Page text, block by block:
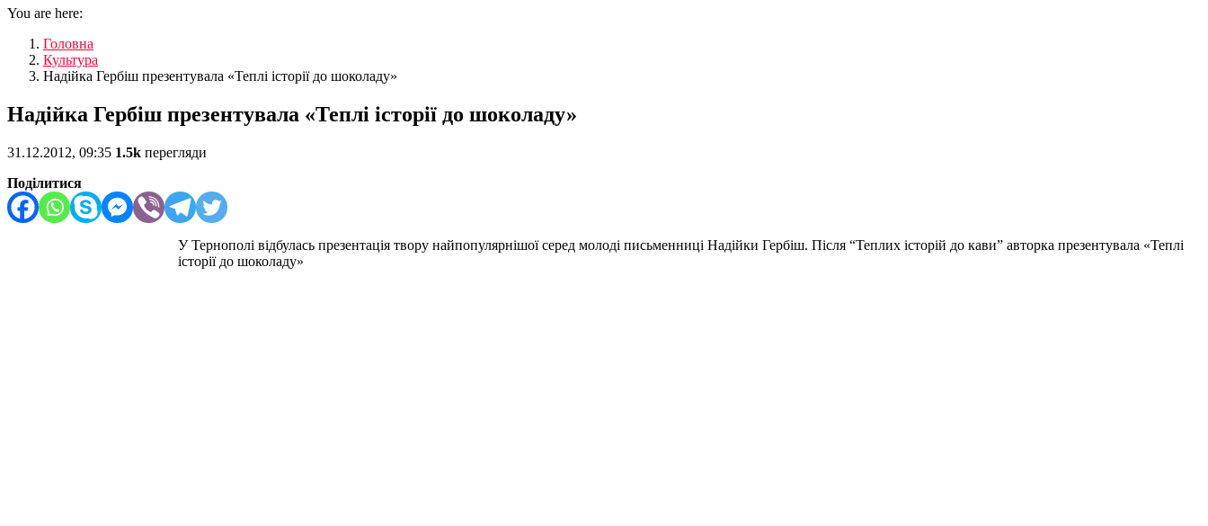
You are here:
Головна
Культура
Надійка Гербіш презентувала «Теплі історії до шоколаду»
Надійка Гербіш презентувала «Теплі історії до шоколаду»
31.12.2012, 09:35 1.5k перегляди
Поділитися
У Тернополі відбулась презентація твору найпопулярнішої серед молоді письменниці Надійки Гербіш. Після “Теплих історій до кави” авторка презентувала «Теплі
історії до шоколаду»